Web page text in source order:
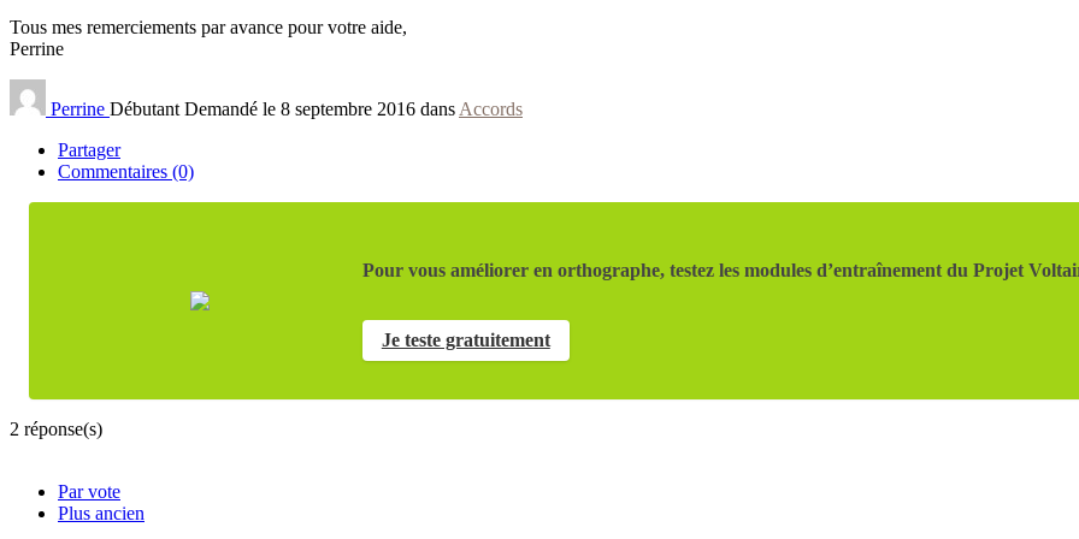
Tous mes remerciements par avance pour votre aide,
Perrine
Perrine Débutant Demandé le 8 septembre 2016 dans Accords
Partager
Commentaires (0)
Pour vous améliorer en orthographe, testez les modules d’entraînement du Projet
Je teste gratuitement
2 réponse(s)
Par vote
Plus ancien